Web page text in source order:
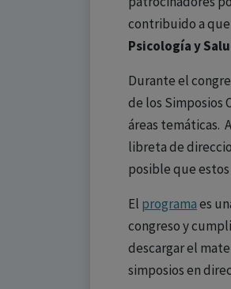
contribuido a
Psicología y
Durante el
de los Simposios
áreas temáticas.
libreta de
posible que
El programaes
congreso y
descargar el
simposios en